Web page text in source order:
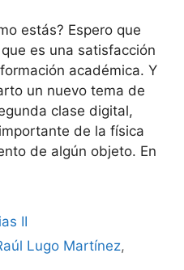
estás? Espero que
es una satisfacción
académica. Y
un nuevo tema de
clase digital,
de la física
de algún objeto. En
II
Lugo Martínez,